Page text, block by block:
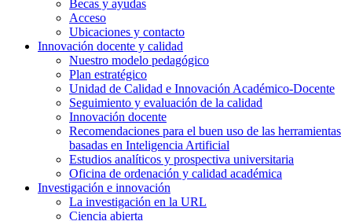
Becas y ayudas
Acceso
Ubicaciones y contacto
Innovación docente y calidad
Nuestro modelo pedagógico
Plan estratégico
Unidad de Calidad e Innovación Académico-Docente
Seguimiento y evaluación de la calidad
Innovación docente
Recomendaciones para el buen uso de las herramientas
basadas en Inteligencia Artificial
Estudios analíticos y prospectiva universitaria
Oficina de ordenación y calidad académica
Investigación e innovación
La investigación en la URL
Ciencia abierta